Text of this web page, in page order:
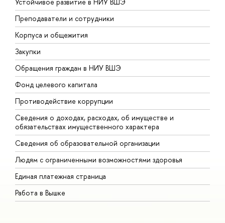
Преподаватели и сотрудники
Корпуса и общежития
Закупки
Обращения граждан в НИУ ВШЭ
Фонд целевого капитала
Противодействие коррупции
Сведения о доходах, расходах, об имуществе и
обязательствах имущественного характера
Сведения об образовательной организации
Людям с ограниченными возможностями здоровья
Единая платежная страница
Работа в Вышке